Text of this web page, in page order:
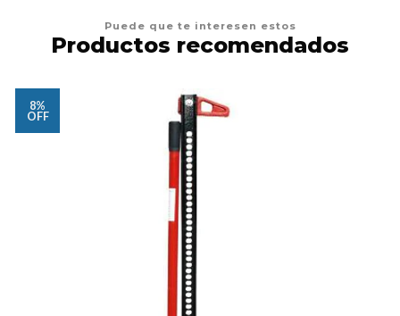
Puede que te interesen estos
Productos recomendados
8%
OFF